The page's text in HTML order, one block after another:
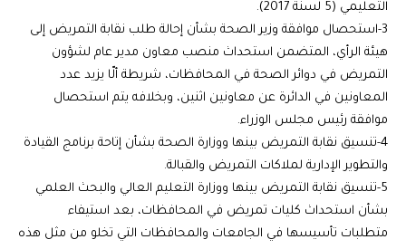
التعليمي (5 لسنة 2017).
3-استحصال موافقة وزير الصحة بشأن إحالة طلب نقابة التمريض إلى
هيئة الرأي، المتضمن استحداث منصب معاون مدير عام لشؤون
التمريض في دوائر الصحة في المحافظات، شريطة ألّا يزيد عدد
المعاونين في الدائرة عن معاونين اثنين، وبخلافه يتم استحصال
موافقة رئيس مجلس الوزراء.
4-تنسيق نقابة التمريض بينها ووزارة الصحة بشأن إتاحة برنامج القيادة
والتطوير الإدارية لملاكات التمريض والقبالة.
5-تنسيق نقابة التمريض بينها ووزارة التعليم العالي والبحث العلمي
بشأن استحداث كليات تمريض في المحافظات، بعد استيفاء
متطلبات تأسيسها في الجامعات والمحافظات التي تخلو من مثل هذه